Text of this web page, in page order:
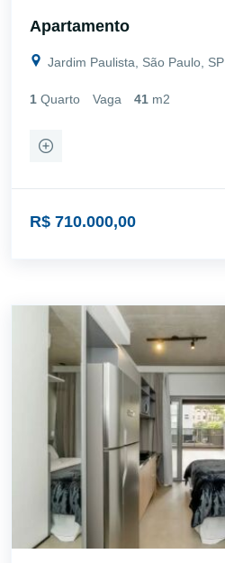
Apartamento
Jardim Paulista, São Paulo, SP
1 Quarto Vaga 41 m2
R$ 710.000,00